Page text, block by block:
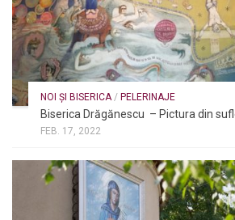
NOI ȘI BISERICA / PELERINAJE
Biserica Drăgănescu – Pictura din
FEB. 17, 2022